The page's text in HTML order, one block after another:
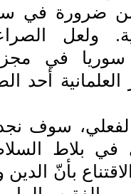
من ضرورة في
ولعل
سوريا في
أحد
الفعلي، سوف
في بلاط
بأنّ الدين